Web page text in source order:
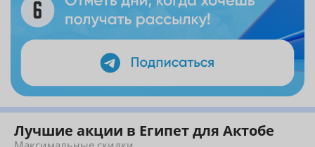
Лучшие акции в Египет для Актобе